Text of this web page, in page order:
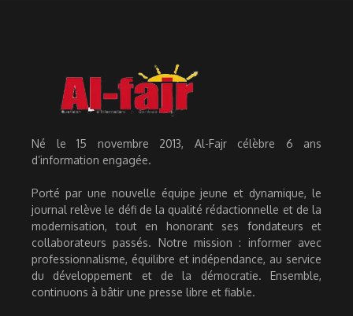
Né le 15 novembre 2013, Al-Fajr célèbre 6 ans
d’information engagée.
Porté par une nouvelle équipe jeune et dynamique, le
journal relève le défi de la qualité rédactionnelle et de la
modernisation, tout en honorant ses fondateurs et
collaborateurs passés. Notre mission : informer avec
professionnalisme, équilibre et indépendance, au service
du développement et de la démocratie. Ensemble,
continuons à bâtir une presse libre et fiable.